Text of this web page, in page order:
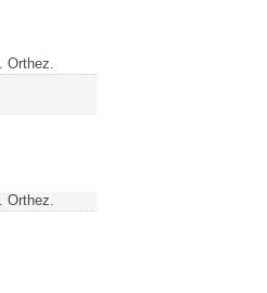
Orthez.
Orthez.